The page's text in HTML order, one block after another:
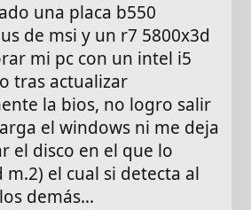
una placa b550
de msi y un r7 5800x3d
mi pc con un intel i5
tras actualizar
la bios, no logro salir
el windows ni me deja
el disco en el que lo
m.2) el cual si detecta al
demás...